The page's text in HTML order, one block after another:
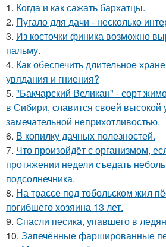
1. Когда и как сажать бархатцы.
2. Пугало для дачи - несколько
3. Из косточки финика возможно
пальму.
4. Как обеспечить длительное
увядания и гниения?
5. "Бакчарский Великан" - сорт
в Сибири, славится своей высокой
замечательной неприхотливостью.
6. В копилку дачных полезностей.
7. Что произойдёт с организмом,
протяжении недели съедать
подсолнечника.
8. На трассе под тобольском жил
погибшего хозяина 13 лет.
9. Спасли песика, упaвшего в
10. Запечённые фаршированные